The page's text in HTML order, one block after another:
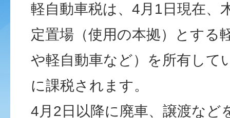
軽自動車税は、4月1日現在、
定置場（使用の本拠）とする
や軽自動車など）を所有して
に課税されます。
4月2日以降に廃車、譲渡など